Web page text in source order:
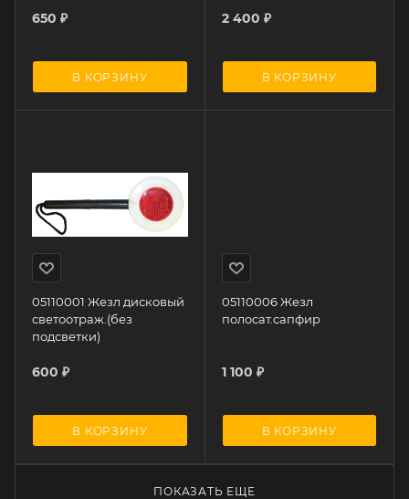
650 ₽
В КОРЗИНУ
2 400 ₽
В КОРЗИНУ
05110001 Жезл дисковый
светоотраж.(без
подсветки)
600 ₽
В КОРЗИНУ
05110006 Жезл
полосат.сапфир
1 100 ₽
В КОРЗИНУ
ПОКАЗАТЬ ЕЩЕ